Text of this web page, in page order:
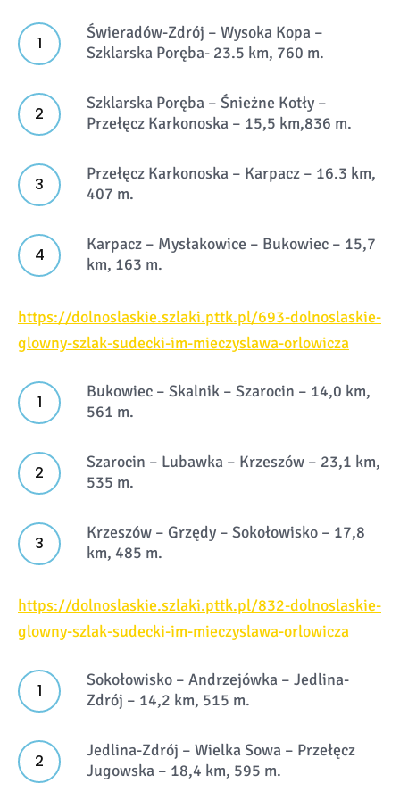
Świeradów-Zdrój – Wysoka Kopa –
Szklarska Poręba- 23.5 km, 760 m.
Szklarska Poręba – Śnieżne Kotły –
Przełęcz Karkonoska – 15,5 km,836 m.
Przełęcz Karkonoska – Karpacz – 16.3 km,
407 m.
Karpacz – Mysłakowice – Bukowiec – 15,7
km, 163 m.
https://dolnoslaskie.szlaki.pttk.pl/693-dolnoslaskie-
glowny-szlak-sudecki-im-mieczyslawa-orlowicza
Bukowiec – Skalnik – Szarocin – 14,0 km,
561 m.
Szarocin – Lubawka – Krzeszów – 23,1 km,
535 m.
Krzeszów – Grzędy – Sokołowisko – 17,8
km, 485 m.
https://dolnoslaskie.szlaki.pttk.pl/832-dolnoslaskie-
glowny-szlak-sudecki-im-mieczyslawa-orlowicza
Sokołowisko – Andrzejówka – Jedlina-
Zdrój – 14,2 km, 515 m.
Jedlina-Zdrój – Wielka Sowa – Przełęcz
Jugowska – 18,4 km, 595 m.